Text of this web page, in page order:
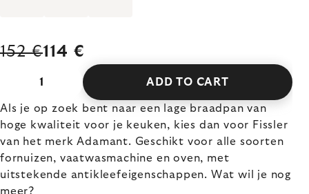
152 €114 €
ADD TO CART
Als je op zoek bent naar een lage braadpan van
hoge kwaliteit voor je keuken, kies dan voor Fissler
van het merk Adamant. Geschikt voor alle soorten
fornuizen, vaatwasmachine en oven, met
uitstekende antikleefeigenschappen. Wat wil je nog
meer?